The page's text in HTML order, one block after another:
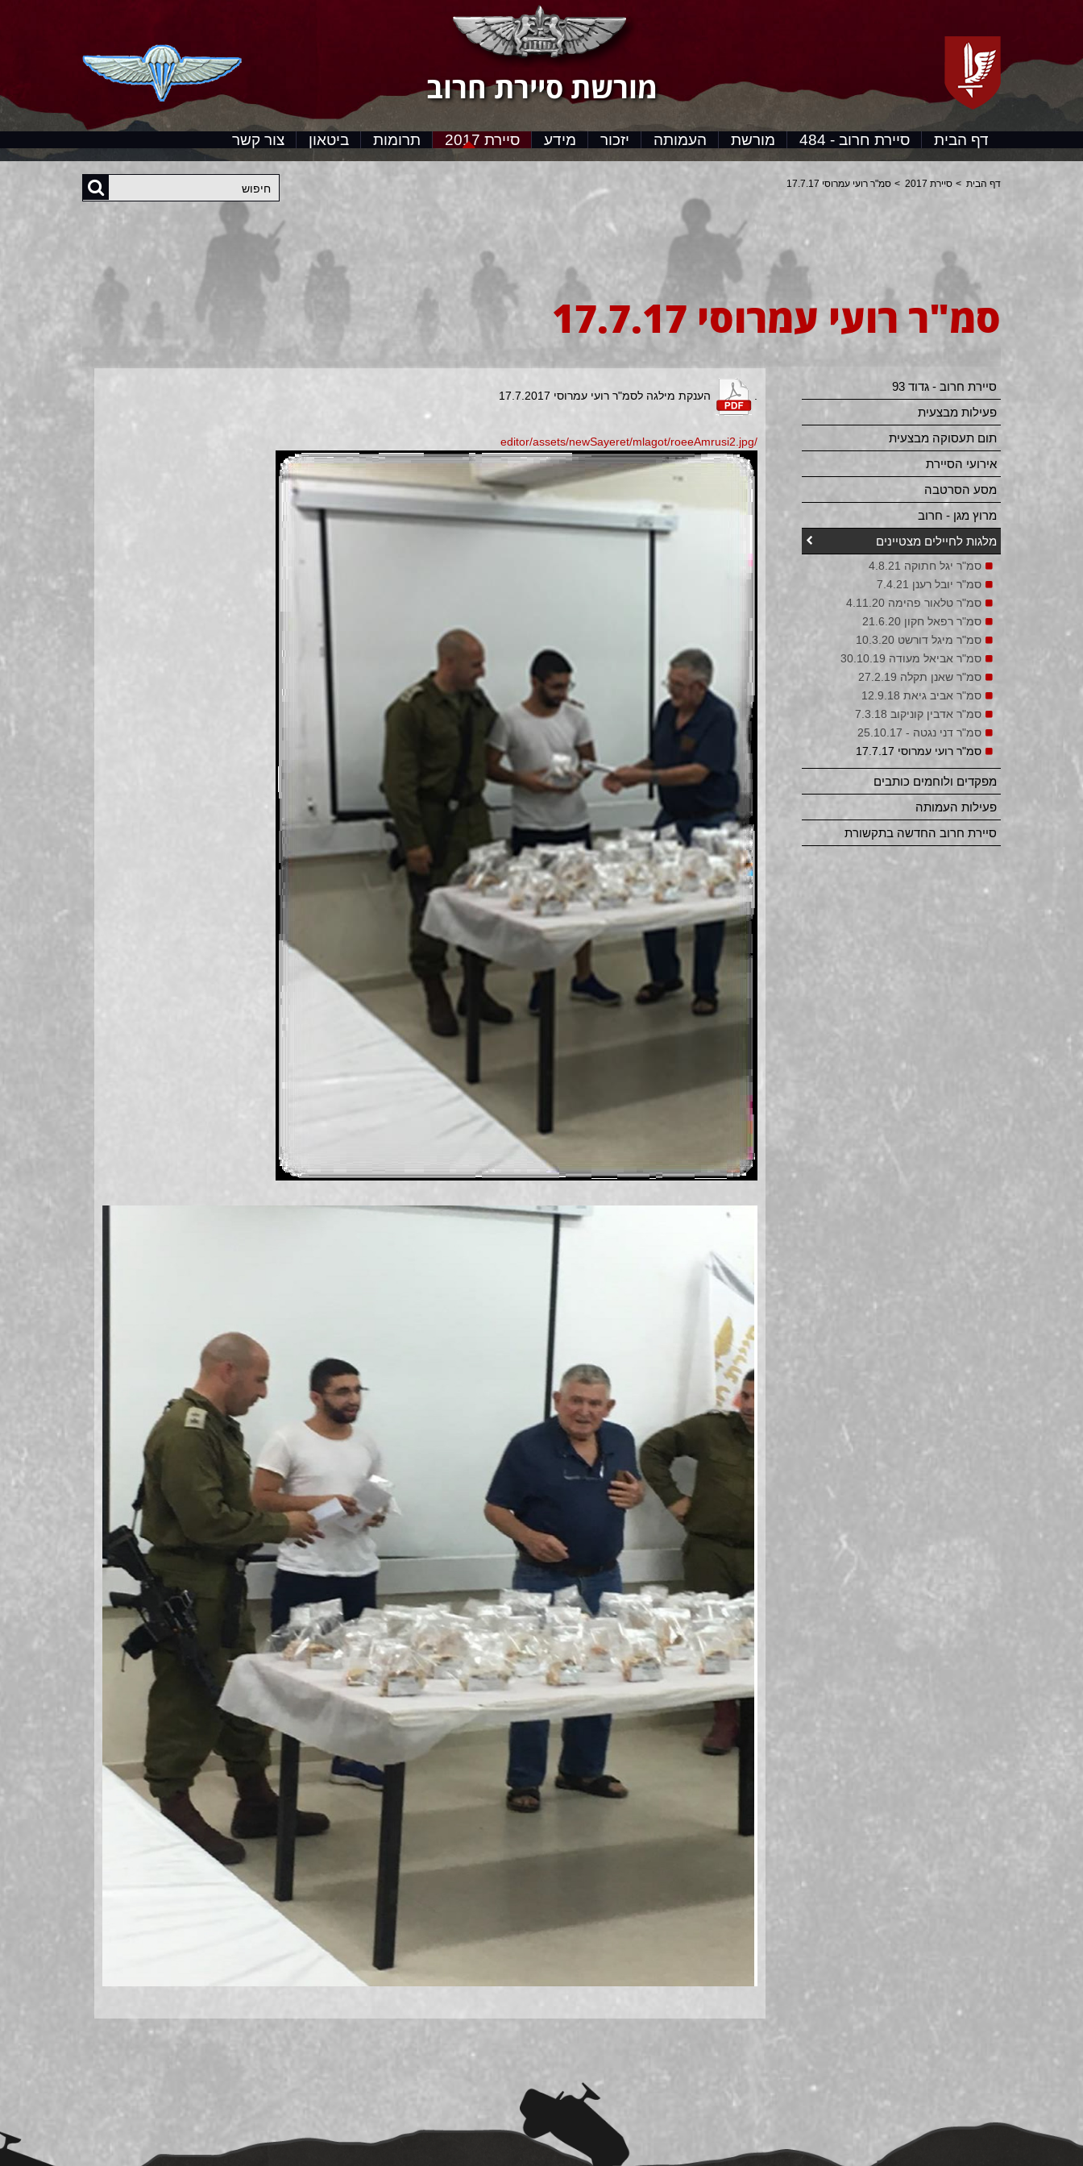
מורשת סיירת חרוב
דף הבית סיירת חרוב - 484 מורשת העמותה יזכור מידע סיירת 2017 תרומות ביטאון צור קשר
דף הבית סיירת 2017 סמ"ר רועי עמרוסי 17.7.17 חיפוש
סמ"ר רועי עמרוסי 17.7.17
סיירת חרוב - גדוד 93
פעילות מבצעית
תום תעסוקה מבצעית
אירועי הסיירת
מסע הסרטבה
מרוץ מגן - חרוב
מלגות לחיילים מצטיינים
סמ"ר יגל חתוקה 4.8.21
סמ"ר יובל רענן 7.4.21
סמ"ר טלאור פהימה 4.11.20
סמ"ר רפאל חקון 21.6.20
סמ"ר מיגל דורשט 10.3.20
סמ"ר אביאל מעודה 30.10.19
סמ"ר שאנן תקלה 27.2.19
סמ"ר אביב גיאת 12.9.18
סמ"ר אדבין קוניקוב 7.3.18
סמ"ר דני נגטה - 25.10.17
סמ"ר רועי עמרוסי 17.7.17
מפקדים ולוחמים כותבים
פעילות העמותה
סיירת חרוב החדשה בתקשורת
הענקת מילגה לסמ"ר רועי עמרוסי 17.7.2017
/editor/assets/newSayeret/mlagot/roeeAmrusi2.jpg